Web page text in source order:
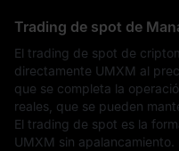
Trading de spot de
El trading de spot de
directamente UMXM al
que se completa la
reales, que se pueden
El trading de spot es la
UMXM sin apalancamiento.